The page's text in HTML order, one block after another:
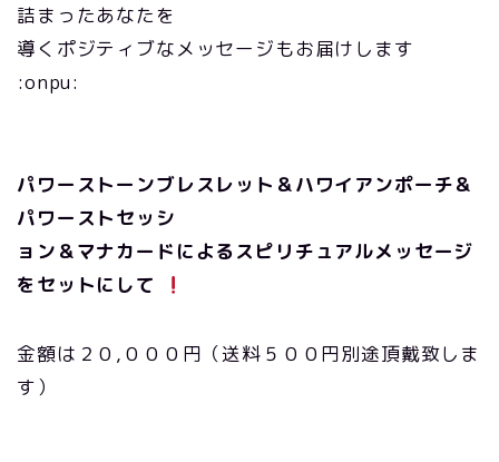
詰まったあなたを
導くポジティブなメッセージもお届けします
:onpu:
パワーストーンブレスレット＆ハワイアンポーチ＆
パワーストセッシ
ョン＆マナカードによるスピリチュアルメッセージ
をセットにして
金額は２０,０００円（送料５００円別途頂戴致しま
す）